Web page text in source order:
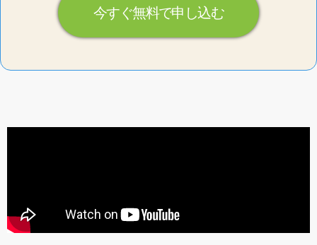
今すぐ無料で申し込む